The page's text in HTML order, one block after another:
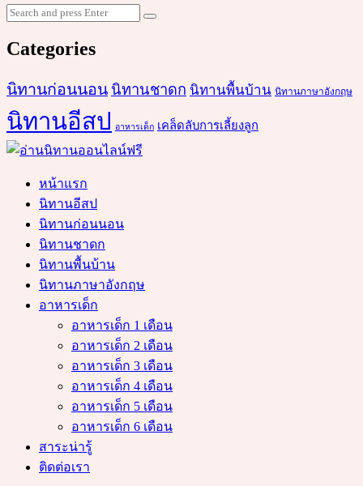
Search
for:
Search
Categories
นิทานก่อนนอน นิทานชาดก นิทานพื้นบ้าน นิทานภาษาอังกฤษ
นิทานอีสป อาหารเด็ก เคล็ดลับการเลี้ยงลูก
หน้าแรก
นิทานอีสป
นิทานก่อนนอน
นิทานชาดก
นิทานพื้นบ้าน
นิทานภาษาอังกฤษ
อาหารเด็ก
อาหารเด็ก 1 เดือน
อาหารเด็ก 2 เดือน
อาหารเด็ก 3 เดือน
อาหารเด็ก 4 เดือน
อาหารเด็ก 5 เดือน
อาหารเด็ก 6 เดือน
สาระน่ารู้
ติดต่อเรา